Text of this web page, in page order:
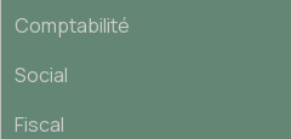
Comptabilité
Social
Fiscal